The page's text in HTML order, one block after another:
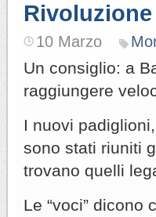
10 Marzo
Un consiglio: a
raggiungere
I nuovi
sono stati riuniti
trovano quelli
Le “voci” dicono